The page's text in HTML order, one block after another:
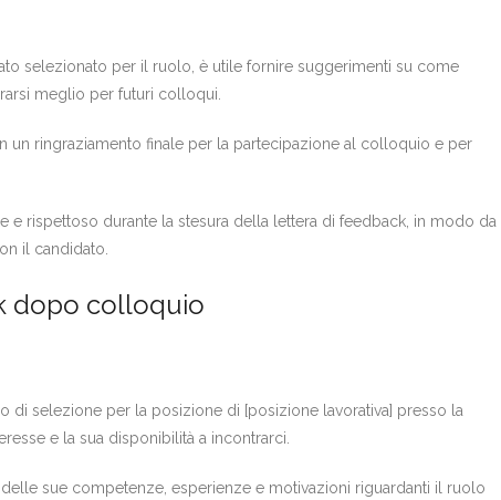
selezionato per il ruolo, è utile fornire suggerimenti su come
meglio per futuri colloqui.
un ringraziamento finale per la partecipazione al colloquio e per
e rispettoso durante la stesura della lettera di feedback, in modo da
il candidato.
dopo colloquio
di selezione per la posizione di [posizione lavorativa] presso la
e la sua disponibilità a incontrarci.
sue competenze, esperienze e motivazioni riguardanti il ruolo